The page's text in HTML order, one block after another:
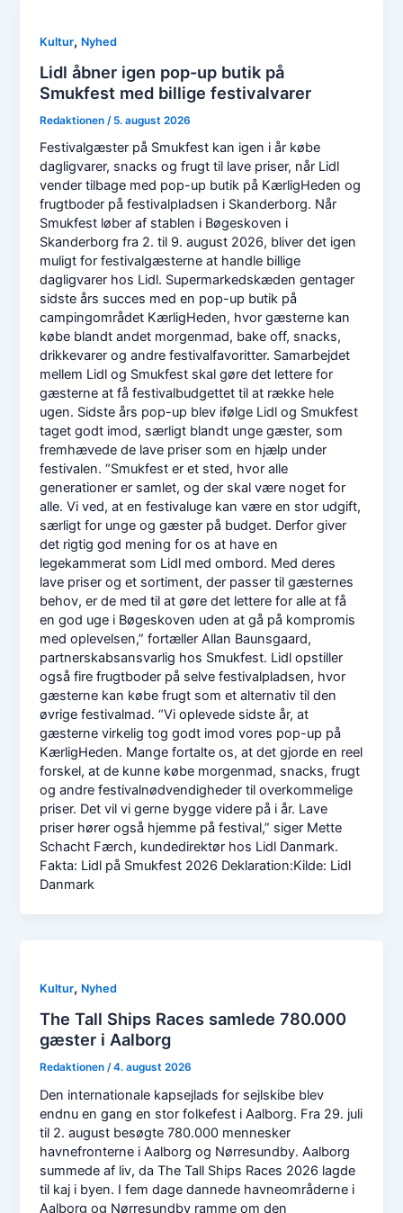
Kultur, Nyhed
Lidl åbner igen pop-up butik på
Smukfest med billige festivalvarer
Redaktionen / 5. august 2026
Festivalgæster på Smukfest kan igen i år købe
dagligvarer, snacks og frugt til lave priser, når Lidl
vender tilbage med pop-up butik på KærligHeden og
frugtboder på festivalpladsen i Skanderborg. Når
Smukfest løber af stablen i Bøgeskoven i
Skanderborg fra 2. til 9. august 2026, bliver det igen
muligt for festivalgæsterne at handle billige
dagligvarer hos Lidl. Supermarkedskæden gentager
sidste års succes med en pop-up butik på
campingområdet KærligHeden, hvor gæsterne kan
købe blandt andet morgenmad, bake off, snacks,
drikkevarer og andre festivalfavoritter. Samarbejdet
mellem Lidl og Smukfest skal gøre det lettere for
gæsterne at få festivalbudgettet til at række hele
ugen. Sidste års pop-up blev ifølge Lidl og Smukfest
taget godt imod, særligt blandt unge gæster, som
fremhævede de lave priser som en hjælp under
festivalen. “Smukfest er et sted, hvor alle
generationer er samlet, og der skal være noget for
alle. Vi ved, at en festivaluge kan være en stor udgift,
særligt for unge og gæster på budget. Derfor giver
det rigtig god mening for os at have en
legekammerat som Lidl med ombord. Med deres
lave priser og et sortiment, der passer til gæsternes
behov, er de med til at gøre det lettere for alle at få
en god uge i Bøgeskoven uden at gå på kompromis
med oplevelsen,” fortæller Allan Baunsgaard,
partnerskabsansvarlig hos Smukfest. Lidl opstiller
også fire frugtboder på selve festivalpladsen, hvor
gæsterne kan købe frugt som et alternativ til den
øvrige festivalmad. “Vi oplevede sidste år, at
gæsterne virkelig tog godt imod vores pop-up på
KærligHeden. Mange fortalte os, at det gjorde en reel
forskel, at de kunne købe morgenmad, snacks, frugt
og andre festivalnødvendigheder til overkommelige
priser. Det vil vi gerne bygge videre på i år. Lave
priser hører også hjemme på festival,” siger Mette
Schacht Færch, kundedirektør hos Lidl Danmark.
Fakta: Lidl på Smukfest 2026 Deklaration:Kilde: Lidl
Danmark
Kultur, Nyhed
The Tall Ships Races samlede 780.000
gæster i Aalborg
Redaktionen/4. august 2026
Den internationale kapsejlads for sejlskibe blev
endnu en gang en stor folkefest i Aalborg. Fra 29. juli
til 2. august besøgte 780.000 mennesker
havnefronterne i Aalborg og Nørresundby. Aalborg
summede af liv, da The Tall Ships Races 2026 lagde
til kaj i byen. I fem dage dannede havneområderne i
Aalborg og Nørresundby ramme om den